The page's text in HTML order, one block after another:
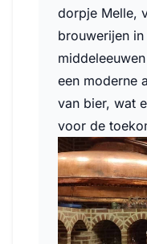
dorpje Melle,
brouwerijen
een moderne
van bier, wat
voor de